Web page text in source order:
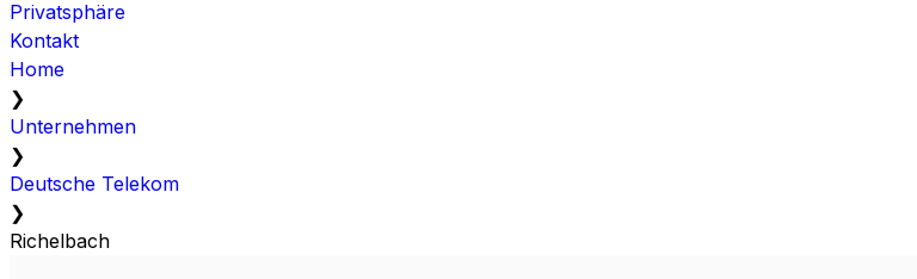
Privatsphäre
Kontakt
Home
❯
Unternehmen
❯
Deutsche Telekom
❯
Richelbach